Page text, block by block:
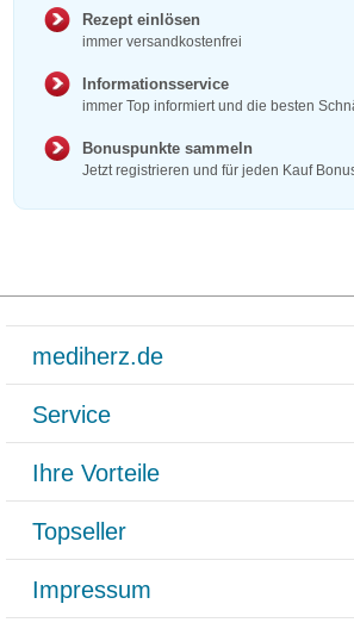
Rezept einlösen
immer versandkostenfrei
Informationsservice
immer Top informiert und die besten
Bonuspunkte sammeln
Jetzt registrieren und für jeden Kauf
mediherz.de
Glossar
Häufig gestellte Fragen
Datenschutz
AGB
Service
Rücksendemöglichkeit
Paketlieferstatus
Versandkosten
Ihre Vorteile
Rezeptlieferung
Bonusprogramm
Gutschein und Rabatte
Kundenbewertung
Topseller
Grippostad
Bepanthen
Impressum